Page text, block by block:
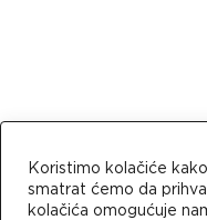
Koristimo kolačiće
smatrat ćemo da
kolačića omogućuje